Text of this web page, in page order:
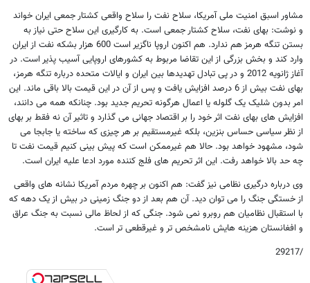
مشاور اسبق امنیت ملی آمریکا، سلاح نفت را سلاح واقعی کشتار جمعی ایران خواند
و نوشت: بهای نفت، سلاح کشتار جمعی است. به کارگیری این سلاح حتی نیاز به
بستن تنگه هرمز هم ندارد. هم اکنون اروپا ناگزیر است 600 هزار بشکه نفت از ایران
وارد کند و بخش بزرگی از این تقاضا مربوط به کشورهای اروپایی آسیب پذیر است. در
آغاز ژانویه 2012 و در پی تبادل تهدیدها بین ایران و ایالات متحده درباره تنگه هرمز،
بهای نفت بیش از 6 درصد افزایش یافت و پس از آن در این قیمت بالا باقی ماند. این
امر بدون شلیک یک گلوله یا اعمال هرگونه تحریم جدید بود. چنانکه همه می دانند،
افزایش های بهای نفت اثر خود را بر اقتصاد جهانی می گذارد و تاثیر آن نه فقط بر بهای
از نظر سیاسی حساس بنزین، بلکه غیرمستقیم بر هر چیزی که ساخته یا جابجا می
شود، مشهود خواهد بود. حالا هم غیرممکن است که پیش بینی کنیم قیمت نفت تا
چه حد بالا خواهد رفت. این اثر تحریم های فلج کننده مورد ادعا علیه ایران است.
وی درباره درگیری نظامی نیز گفت: هم اکنون بر چهره مردم آمریکا نشانه های واقعی
از خستگی جنگ را می توان دید. آن هم بعد از دو جنگ زمینی در بیش از یک دهه که
با استقبال نظامیان هم روبرو نمی شود. جنگی که از لحاظ مالی نسبت به جنگ عراق
و افغانستان هزینه هایش نامشخص تر و غیرقطعی تر است.
/29217